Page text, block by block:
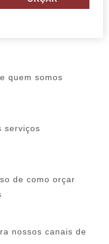
quem somos
serviços
de como orçar
nossos canais de